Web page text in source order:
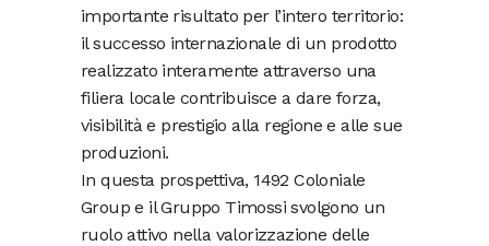
importante risultato per l’intero territorio:
il successo internazionale di un prodotto
realizzato interamente attraverso una
filiera locale contribuisce a dare forza,
visibilità e prestigio alla regione e alle sue
produzioni.
In questa prospettiva, 1492 Coloniale
Group e il Gruppo Timossi svolgono un
ruolo attivo nella valorizzazione delle